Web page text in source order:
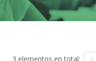
3 elementos en total: